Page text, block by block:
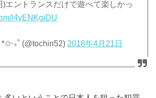
)エントランスだけで遊べて楽しかっ
l4yENKgjDU
(@tochin52) 2018年4月21日